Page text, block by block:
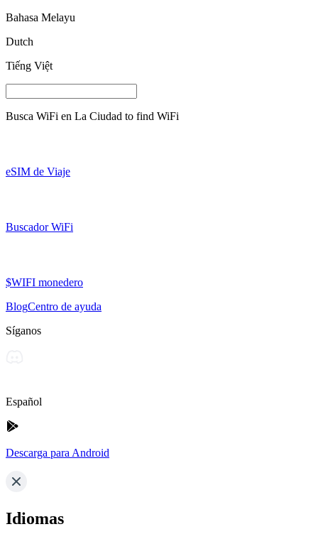
Bahasa Melayu
Dutch
Tiếng Việt
Busca WiFi en La Ciudad to find WiFi
eSIM de Viaje
Buscador WiFi
$WIFI monedero
BlogCentro de ayuda
Síganos
Español
Descarga para Android
Idiomas